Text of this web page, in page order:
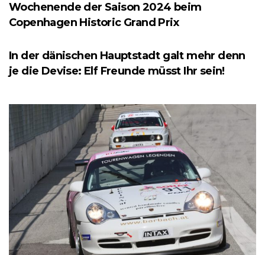
Wochenende der Saison 2024 beim
Copenhagen Historic Grand Prix
In der dänischen Hauptstadt galt mehr denn
je die Devise: Elf Freunde müsst Ihr sein!